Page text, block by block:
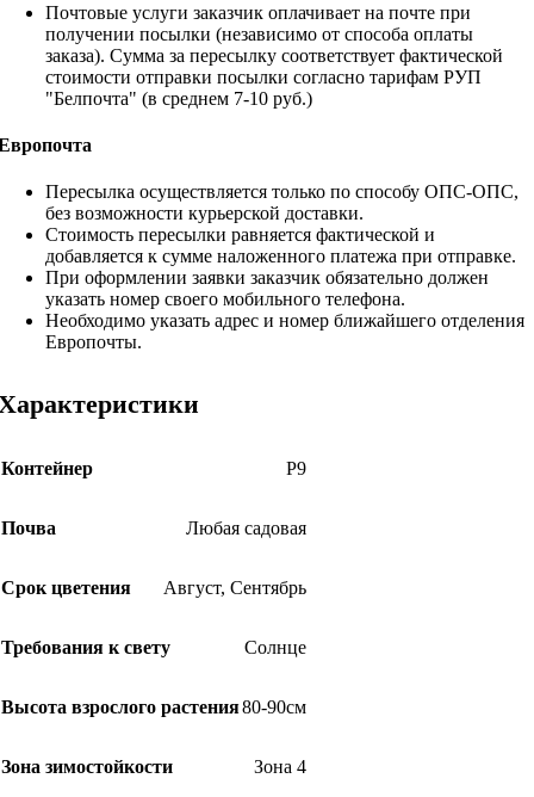
Почтовые услуги заказчик оплачивает на почте при
получении посылки (независимо от способа оплаты
заказа). Сумма за пересылку соответствует фактической
стоимости отправки посылки согласно тарифам РУП
"Белпочта" (в среднем 7-10 руб.)
Пересылка осуществляется только по способу ОПС-ОПС,
без возможности курьерской доставки.
Стоимость пересылки равняется фактической и
добавляется к сумме наложенного платежа при отправке.
При оформлении заявки заказчик обязательно должен
указать номер своего мобильного телефона.
Необходимо указать адрес и номер ближайшего отделения
Европочты.
Контейнер Р9
Почва Любая садовая
Срок цветения Август, Сентябрь
Требования к свету Солнце
Высота взрослого растения80-90см
Зона зимостойкости Зона 4